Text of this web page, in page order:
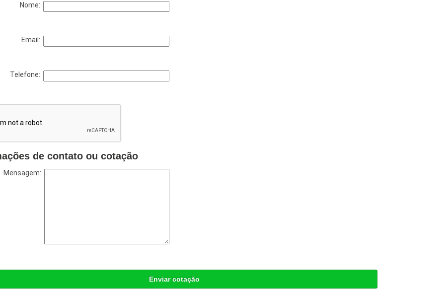
Nome:
Email:
Telefone:
de contato ou cotação
Mensagem:
Enviar cotação